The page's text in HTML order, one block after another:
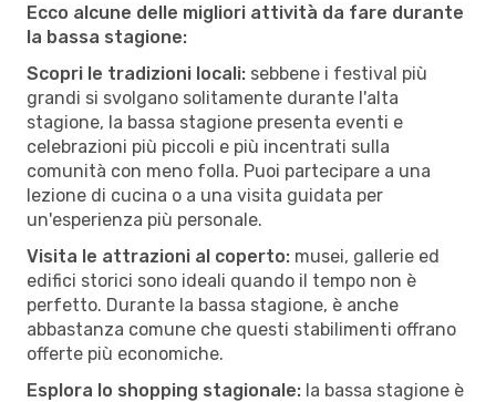
Ecco alcune delle migliori attività da fare durante
la bassa stagione:
Scopri le tradizioni locali: sebbene i festival più
grandi si svolgano solitamente durante l'alta
stagione, la bassa stagione presenta eventi e
celebrazioni più piccoli e più incentrati sulla
comunità con meno folla. Puoi partecipare a una
lezione di cucina o a una visita guidata per
un'esperienza più personale.
Visita le attrazioni al coperto: musei, gallerie ed
edifici storici sono ideali quando il tempo non è
perfetto. Durante la bassa stagione, è anche
abbastanza comune che questi stabilimenti offrano
offerte più economiche.
Esplora lo shopping stagionale: la bassa stagione è